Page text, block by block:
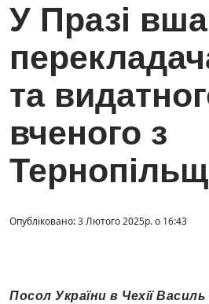
У Празі
та
вченого з
Опубліковано: 3 Лютого 2025р. о 16:43
Посол України в Чехії